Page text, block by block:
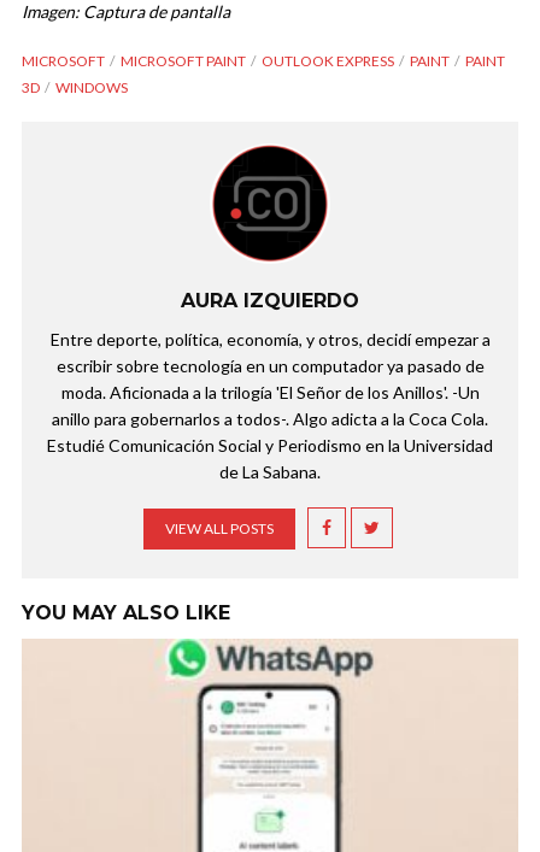
Imagen: Captura de pantalla
MICROSOFT MICROSOFT PAINT OUTLOOK EXPRESS PAINT
PAINT
3D
WINDOWS
AURA IZQUIERDO
Entre deporte, política, economía, y otros, decidí empezar a
escribir sobre tecnología en un computador ya pasado de
moda. Aficionada a la trilogía 'El Señor de los Anillos'. -Un
anillo para gobernarlos a todos-. Algo adicta a la Coca Cola.
Estudié Comunicación Social y Periodismo en la Universidad
de La Sabana.
VIEW ALL POSTS
YOU MAY ALSO LIKE